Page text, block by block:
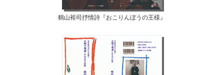
鶴山裕司抒情詩『おこりんぼうの王様』